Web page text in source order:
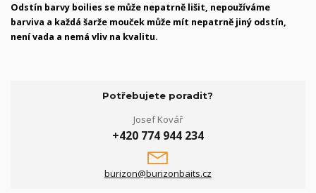
Odstín barvy boilies se může nepatrně lišit, nepoužíváme
barviva a každá šarže mouček může mít nepatrně jiný odstín,
není vada a nemá vliv na kvalitu.
Potřebujete poradit?
Josef Kovář
+420 774 944 234
burizon@burizonbaits.cz